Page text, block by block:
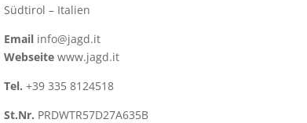
Südtirol – Italien
Email info@jagd.it
Webseite www.jagd.it
Tel. +39 335 8124518
St.Nr. PRDWTR57D27A635B